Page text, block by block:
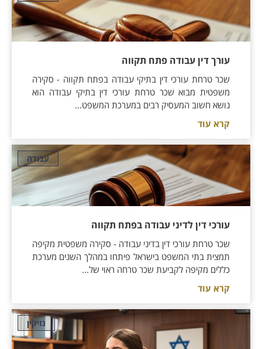
עורך דין עבודה פתח תקווה
שכר טרחת עורכי דין בתיקי עבודה בפתח תקווה - סקירה
משפטית מבוא שכר טרחת עורכי דין בתיקי עבודה הוא
נושא חשוב המעסיק רבים במערכת המשפט...
קרא עוד
עבודה
עורכי דין לדיני עבודה בפתח תקווה
שכר טרחת עורכי דין בדיני עבודה - סקירה משפטית מקיפה
תמצית בתי המשפט בישראל פיתחו במהלך השנים מערכת
כללים מקיפה לקביעת שכר טרחה ראוי של...
קרא עוד
נזיקין